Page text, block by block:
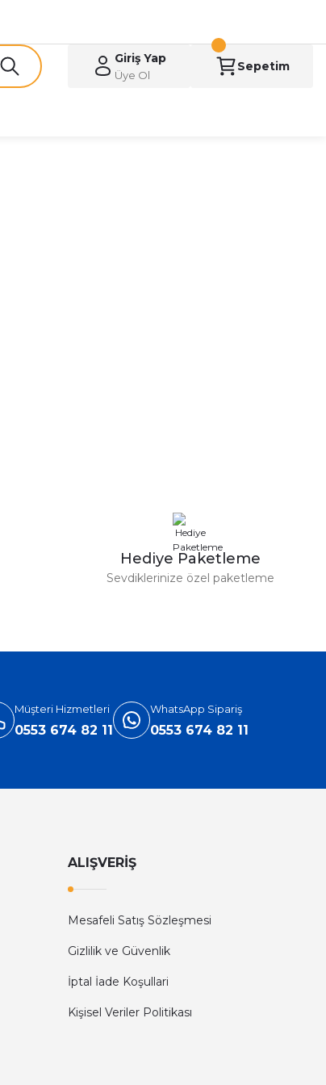
Giriş Yap
Üye Ol
Sepetim
Hediye Paketleme
Sevdiklerinize özel paketleme
Müşteri Hizmetleri
0553 674 82 11
WhatsApp Sipariş
0553 674 82 11
ALIŞVERİŞ
Mesafeli Satış Sözleşmesi
Gizlilik ve Güvenlik
İptal İade Koşullari
Kişisel Veriler Politikası